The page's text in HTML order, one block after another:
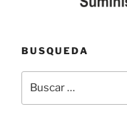
BUSQUEDA
por: